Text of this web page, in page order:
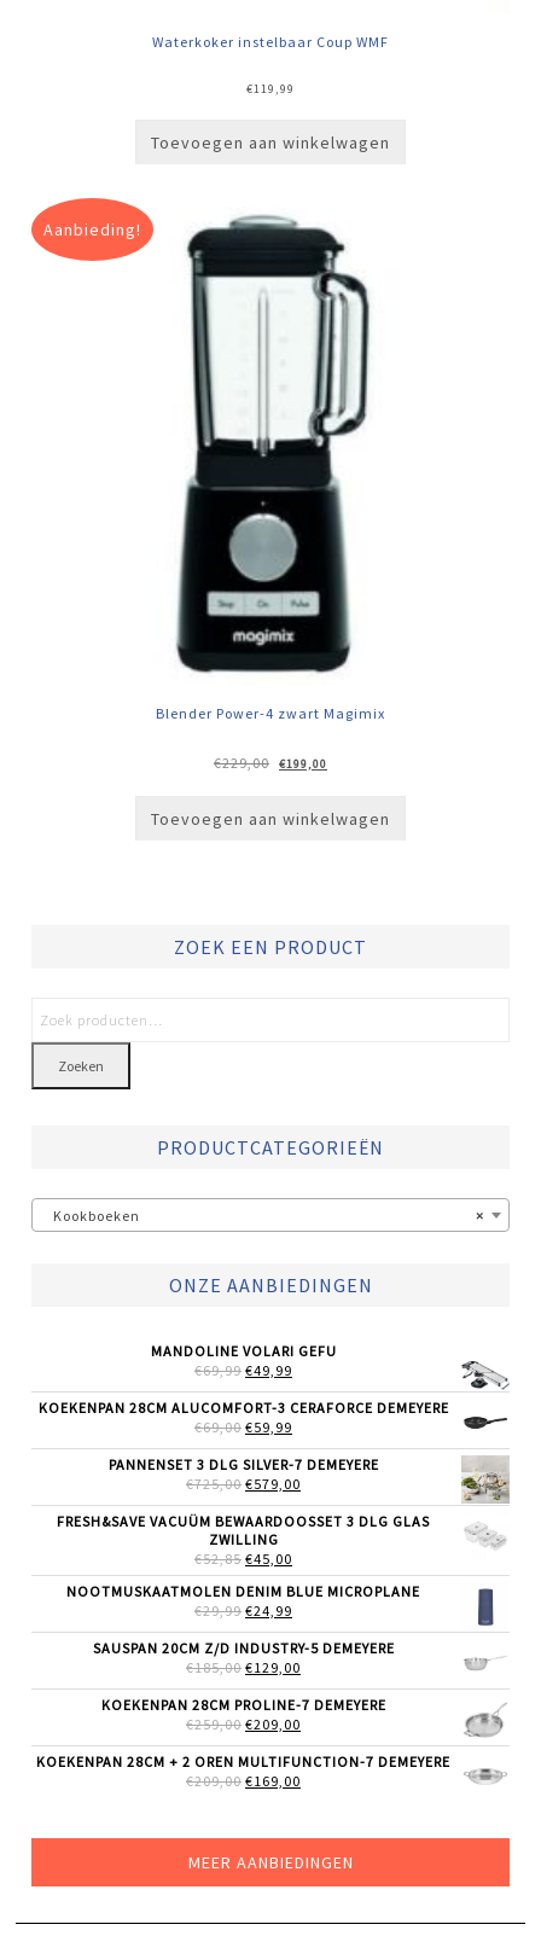
Waterkoker instelbaar Coup WMF
€119,99
Toevoegen aan winkelwagen
Aanbieding!
Blender Power-4 zwart Magimix
€229,00
Oorspronkelijke
prijs
€199,00
prijs
Toevoegen aan winkelwagen
ZOEK EEN PRODUCT
Zoeken
PRODUCTCATEGORIEËN
×
Kookboeken
ONZE AANBIEDINGEN
MANDOLINE VOLARI GEFU
€69,99 OORSPRONKELIJKE
WAS:
€69,99.
€49,99
IS:
KOEKENPAN 28CM ALUCOMFORT-3 CERAFORCE DEMEYERE
€69,00 OORSPRONKELIJKE
WAS:
€69,00.
€59,99
IS:
€59,99.
PANNENSET 3 DLG SILVER-7 DEMEYERE
€725,00 OORSPRONKELIJKE
WAS:
€725,00.
€579,00
IS:
FRESH&SAVE VACUÜM BEWAARDOOSSET 3 DLG GLAS
ZWILLING
€52,85 OORSPRONKELIJKE
PRIJS
WAS:
€52,85.
€45,00
PRIJS
IS:
NOOTMUSKAATMOLEN DENIM BLUE MICROPLANE
€29,99 OORSPRONKELIJKE
WAS:
€29,99.
€24,99
IS:
€24,99.
SAUSPAN 20CM Z/D INDUSTRY-5 DEMEYERE
€185,00 OORSPRONKELIJKE
WAS:
€185,00.
€129,00
IS:
KOEKENPAN 28CM PROLINE-7 DEMEYERE
€259,00 OORSPRONKELIJKE
WAS:
€259,00.
€209,00
IS:
KOEKENPAN 28CM + 2 OREN MULTIFUNCTION-7 DEMEYERE
€209,00 OORSPRONKELIJKE
€169,00
MEER AANBIEDINGEN